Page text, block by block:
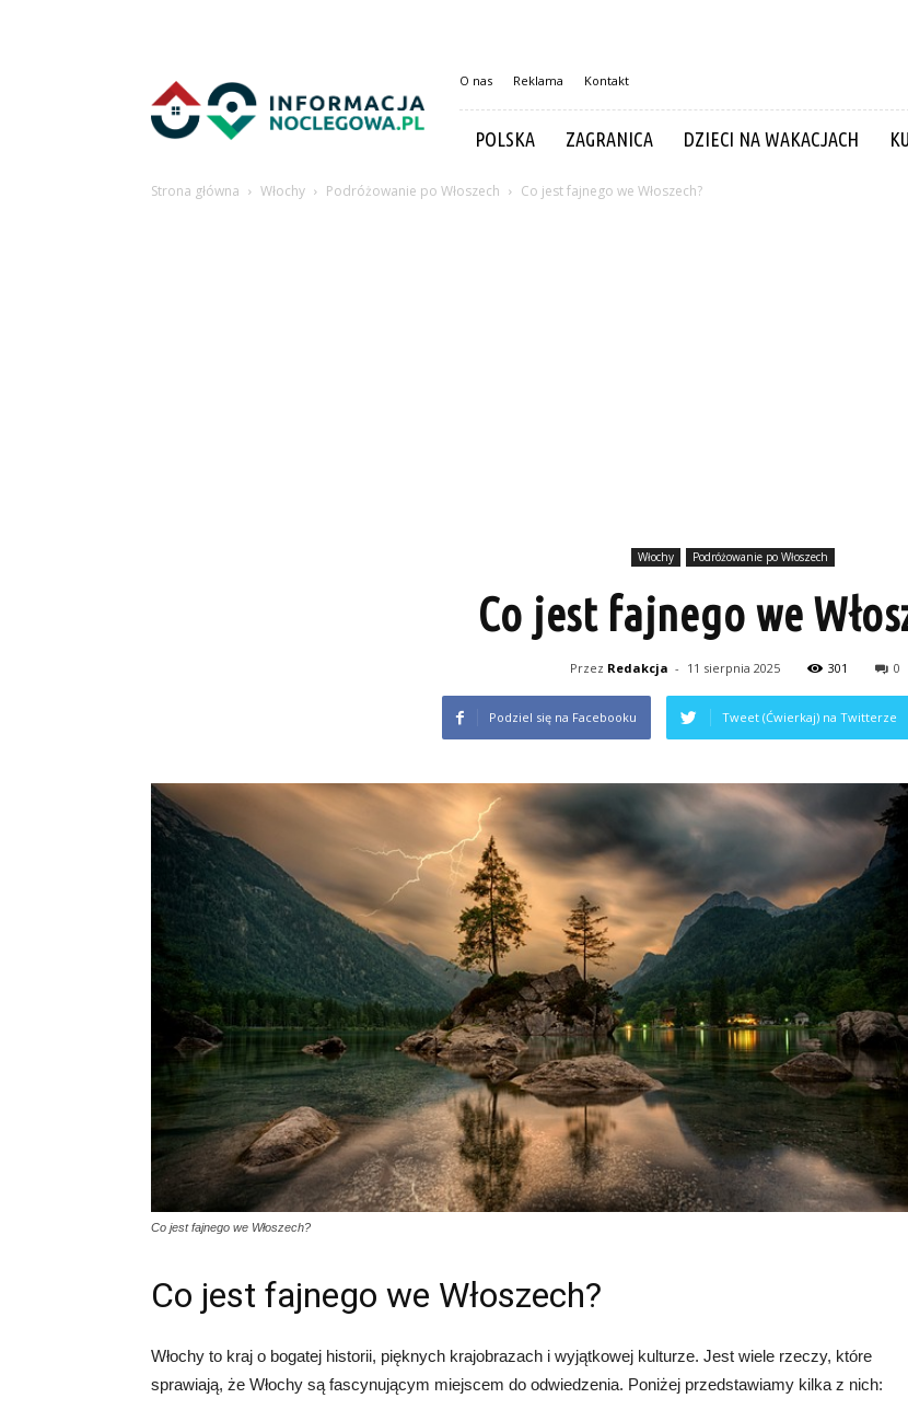
O nas Reklama Kontakt
POLSKA ZAGRANICA DZIECI NA WAKACJACH
Strona główna Włochy Podróżowanie po Włoszech Co jest fajnego we Włoszech?
Włochy Podróżowanie po Włoszech
Co jest fajnego we
Przez Redakcja - 11 sierpnia 2025 301 0
Podziel się na Facebooku Tweet (Ćwierkaj) na Twitterze
Co jest fajnego we Włoszech?
Co jest fajnego we Włoszech?
Włochy to kraj o bogatej historii, pięknych krajobrazach i wyjątkowej kulturze. Jest wiele rzeczy, które
sprawiają, że Włochy są fascynującym miejscem do odwiedzenia. Poniżej przedstawiamy kilka z nich: